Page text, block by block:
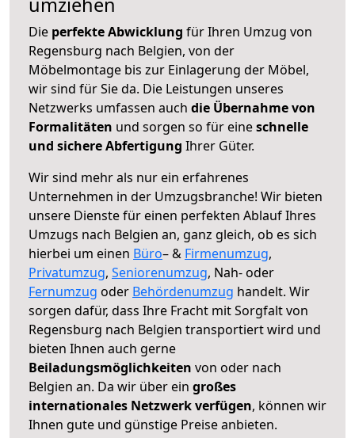
Die perfekte Abwicklung für Ihren Umzug von
Regensburg nach Belgien, von der
Möbelmontage bis zur Einlagerung der Möbel,
wir sind für Sie da. Die Leistungen unseres
Netzwerks umfassen auch die Übernahme von
Formalitäten und sorgen so für eineschnelle
und sichere Abfertigung Ihrer Güter.
Wir sind mehr als nur ein erfahrenes
Unternehmen in der Umzugsbranche! Wir bieten
unsere Dienste für einen perfekten Ablauf Ihres
Umzugs nach Belgien an, ganz gleich, ob es sich
hierbei um einen Büro– & Firmenumzug,
Privatumzug, Seniorenumzug, Nah- oder
Fernumzug oder Behördenumzug handelt. Wir
sorgen dafür, dass Ihre Fracht mit Sorgfalt von
Regensburg nach Belgien transportiert wird und
bieten Ihnen auch gerne
Beiladungsmöglichkeiten von oder nach
Belgien an. Da wir über ein großes
internationales Netzwerk verfügen, können wir
Ihnen gute und günstige Preise anbieten.